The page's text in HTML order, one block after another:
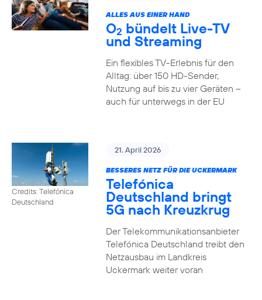
ALLES AUS EINER HAND
O2 bündelt Live-TV
und Streaming
Ein flexibles TV-Erlebnis für den
Alltag: über 150 HD-Sender,
Nutzung auf bis zu vier Geräten –
auch für unterwegs in der EU
Credits: Telefónica
Deutschland
21. April 2026
BESSERES NETZ FÜR DIE UCKERMARK
Telefónica
Deutschland bringt
5G nach Kreuzkrug
Der Telekommunikationsanbieter
Telefónica Deutschland treibt den
Netzausbau im Landkreis
Uckermark weiter voran